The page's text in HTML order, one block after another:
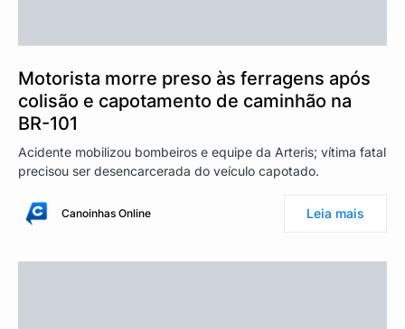
Motorista morre preso às ferragens após
colisão e capotamento de caminhão na
BR-101
Acidente mobilizou bombeiros e equipe da Arteris; vítima fatal
precisou ser desencarcerada do veículo capotado.
Canoinhas Online Leia mais